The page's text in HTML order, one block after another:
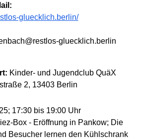
gluecklich.berlin/
gluecklich.berlin
Kinder- und Jugendclub QuäX
2, 13403 Berlin
17:30 bis 19:00 Uhr
Box - Eröffnung in Pankow; Die
Besucher lernen den Kühlschrank